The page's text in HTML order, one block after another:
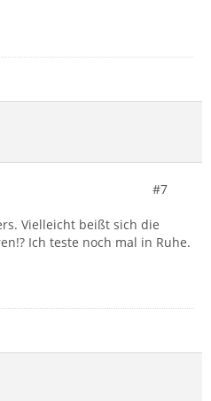
#7
Vielleicht beißt sich die
Ich teste noch mal in Ruhe.